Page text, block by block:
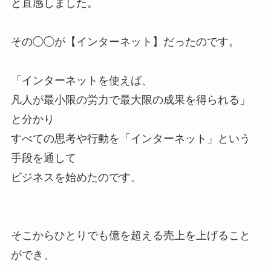
と直感しました。
その◯◯が【インターネット】だったのです。
「インターネットを使えば、
凡人が最小限の労力で最大限の成果を得られる」
と分かり
すべての思考や行動を「インターネット」という
手段を通して
ビジネスを始めたのです。
そこからひとりでも億を超える売上を上げること
ができ、